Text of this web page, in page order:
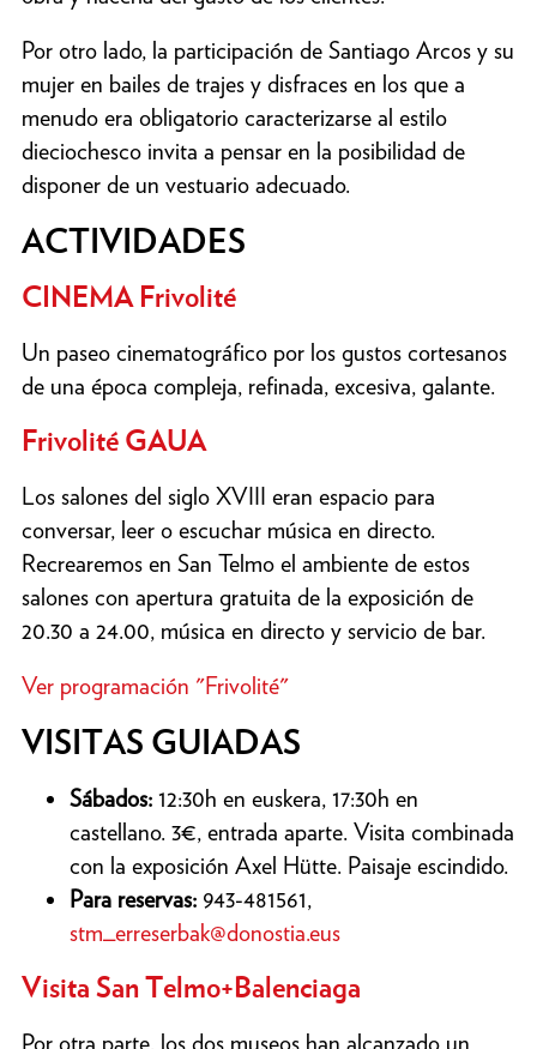
Por otro lado, la participación de Santiago Arcos y su
mujer en bailes de trajes y disfraces en los que a
menudo era obligatorio caracterizarse al estilo
dieciochesco invita a pensar en la posibilidad de
disponer de un vestuario adecuado.
ACTIVIDADES
CINEMA Frivolité
Un paseo cinematográfico por los gustos cortesanos
de una época compleja, refinada, excesiva, galante.
Frivolité GAUA
Los salones del siglo XVIII eran espacio para
conversar, leer o escuchar música en directo.
Recrearemos en San Telmo el ambiente de estos
salones con apertura gratuita de la exposición de
20.30 a 24.00, música en directo y servicio de bar.
Ver programación "Frivolité"
VISITAS GUIADAS
Sábados: 12:30h en euskera, 17:30h en
castellano. 3€, entrada aparte. Visita combinada
con la exposición Axel Hütte. Paisaje escindido.
Para reservas: 943-481561,
stm_erreserbak@donostia.eus
Visita San Telmo+Balenciaga
Por otra parte, los dos museos han alcanzado un